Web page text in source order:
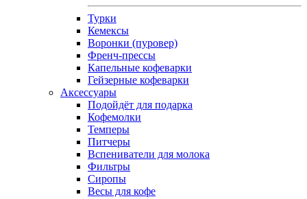
Турки
Кемексы
Воронки (пуровер)
Френч-прессы
Капельные кофеварки
Гейзерные кофеварки
Аксессуары
Подойдёт для подарка
Кофемолки
Темперы
Питчеры
Вспениватели для молока
Фильтры
Сиропы
Весы для кофе